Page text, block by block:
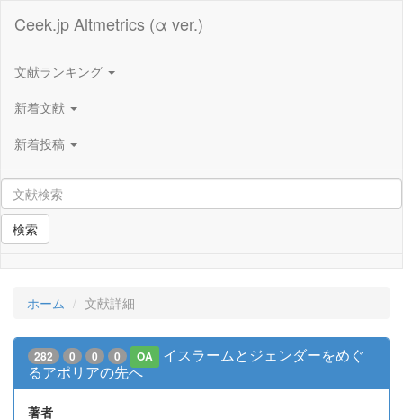
Ceek.jp Altmetrics (α ver.)
文献ランキング
新着文献
新着投稿
検索
ホーム 文献詳細
282 0 0 0 OA
イスラームとジェンダーをめぐ
るアポリアの先へ
著者